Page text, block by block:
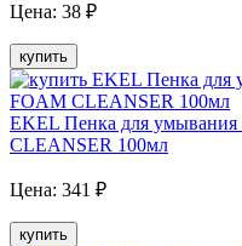
Цена: 38 ₽
купить
EKEL Пенка для
CLEANSER 100мл
Цена: 341 ₽
купить